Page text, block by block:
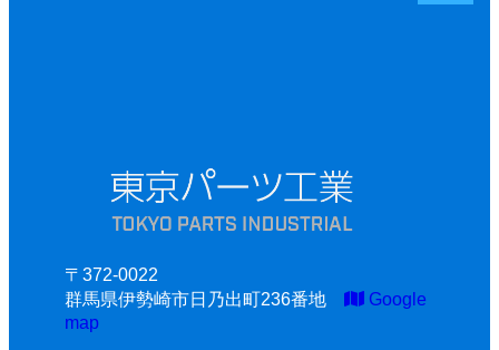
〒372-0022
群馬県伊勢崎市日乃出町236番地
Google
map